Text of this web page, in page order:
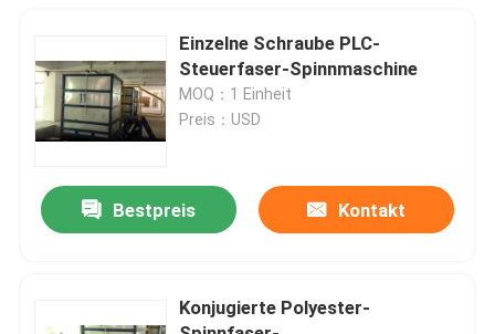
Treten Sie mit uns in Verbindung
Nachrichten
Fordern Sie ein Zitat
Hitzeeinstellung stenter
Einzelne Schraube PLC-
Steuerfaser-Spinnmaschine
MOQ：1 Einheit
Preis：USD
Bestpreis Kontakt
Konjugierte Polyester-